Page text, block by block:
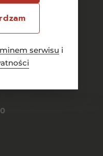
serwisu i